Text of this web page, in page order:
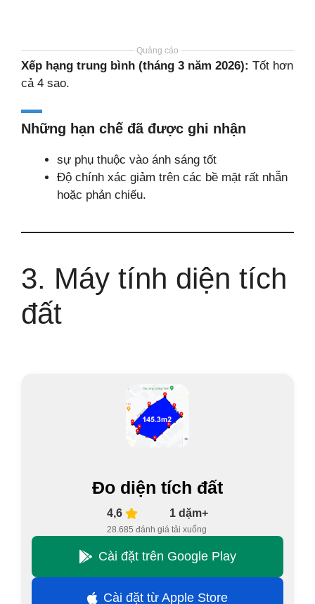
Quảng cáo
Xếp hạng trung bình (tháng 3 năm 2026): Tốt hơn
cả 4 sao.
Những hạn chế đã được ghi nhận
sự phụ thuộc vào ánh sáng tốt
Độ chính xác giảm trên các bề mặt rất nhẵn
hoặc phản chiếu.
3. Máy tính diện tích
đất
Đo diện tích đất
4,6
28.685 đánh giá
1 dặm+
tải xuống
Cài đặt trên Google Play
Cài đặt từ Apple Store